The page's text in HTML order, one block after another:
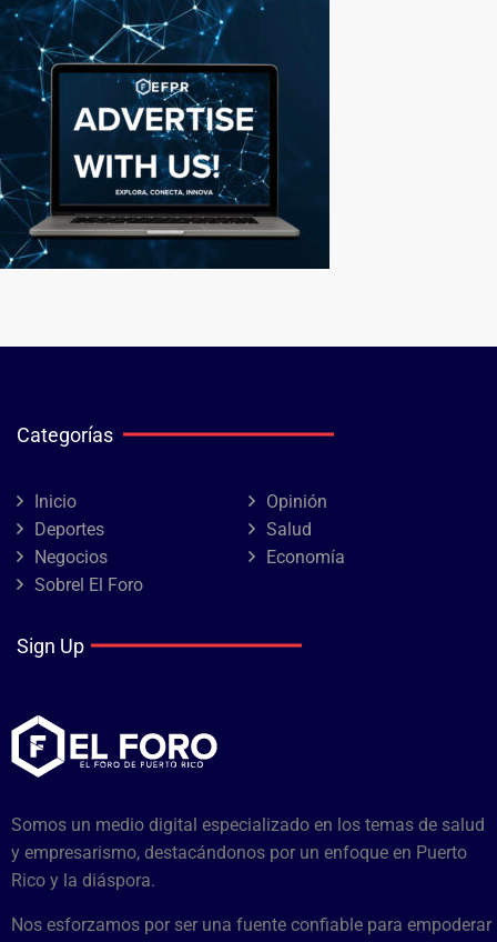
Categorías
Inicio
Opinión
Deportes
Salud
Negocios
Economía
Sobrel El Foro
Sign Up
Somos un medio digital especializado en los temas de salud
y empresarismo, destacándonos por un enfoque en Puerto
Rico y la diáspora.
Nos esforzamos por ser una fuente confiable para empoderar